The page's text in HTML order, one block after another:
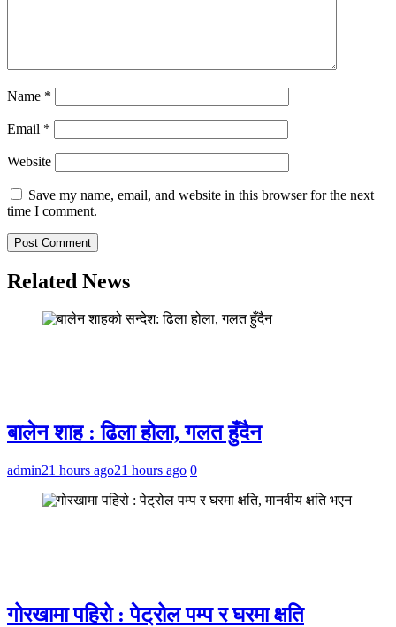
Name *
Email *
Website
Save my name, email, and website in this browser for the next
time I comment.
Related News
बालेन शाह : ढिला होला, गलत हुँदैन
admin21 hours ago21 hours ago 0
गोरखामा पहिरो : पेट्रोल पम्प र घरमा क्षति